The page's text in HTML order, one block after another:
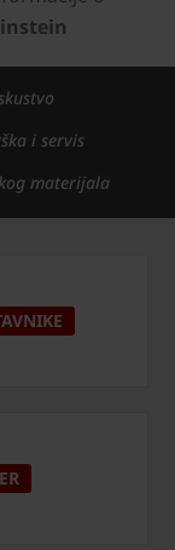
i servis
materijala